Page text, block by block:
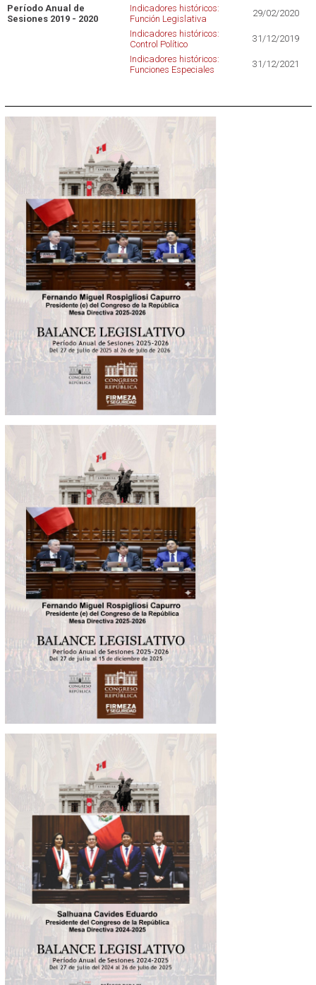
Período Anual de
Sesiones 2019 - 2020
Indicadores históricos:
Función Legislativa
29/02/2020
Indicadores históricos:
Control Político
31/12/2019
Indicadores históricos:
Funciones Especiales
31/12/2021